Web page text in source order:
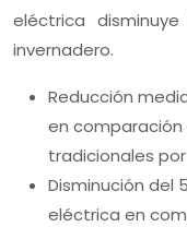
eléctrica
invernadero.
Reducción
en
tradicionales
Disminución del
eléctrica en